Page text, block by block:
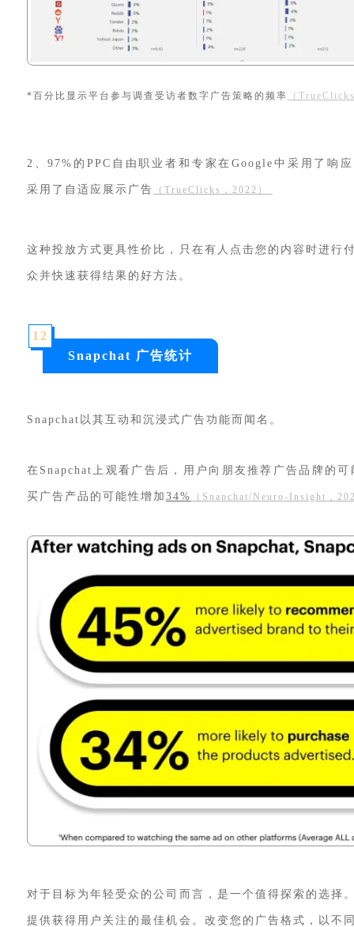
*百分比显示平台参与调查受访者数字广告策略的频率 （
2、97%的PPC自由职业者和专家在Google中采用了响
采用了自适应展示广告 （ TrueClicks，2022 ）
这种投放方式更具性价比，只在有人点击您的内容时进行
众并快速获得结果的好方法。
12
Snapchat 广告统计
Snapchat以其互动和沉浸式广告功能而闻名。
在Snapchat上观看广告后，用户向朋友推荐广告品牌的
买广告产品的可能性增加 34% （Snapchat/Neuro-Insight，
对于目标为年轻受众的公司而言，是一个值得探索的选择
提供获得用户关注的最佳机会。改变您的广告格式，以不